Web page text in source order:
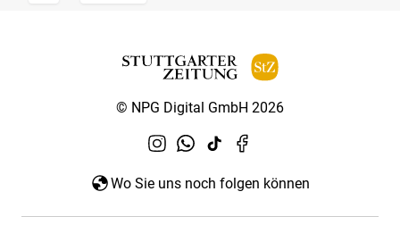
© NPG Digital GmbH 2026
Wo Sie uns noch folgen können